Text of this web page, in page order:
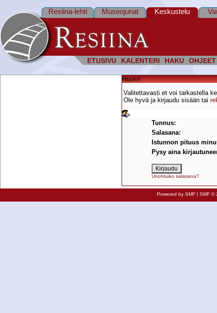
ETUSIVU KALENTERI HAKU OHJEET
Resiina-lehti Museojunat Keskustelu
Huom!
Valitettavasti et voi tarkastella
Ole hyvä ja kirjaudu sisään tai
Tunnus:
Salasana:
Istunnon pituus
Pysy aina
Unohtuiko salasana?
Powered by SMF| SMF ©